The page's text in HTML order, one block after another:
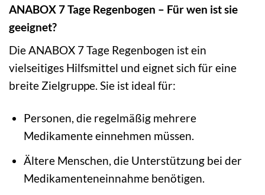
ANABOX 7 Tage Regenbogen – Für wen ist sie
geeignet?
Die ANABOX 7 Tage Regenbogen ist ein
vielseitiges Hilfsmittel und eignet sich für eine
breite Zielgruppe. Sie ist ideal für:
Personen, die regelmäßig mehrere
Medikamente einnehmen müssen.
Ältere Menschen, die Unterstützung bei der
Medikamenteneinnahme benötigen.